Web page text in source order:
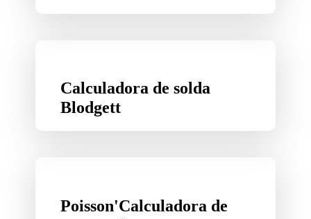
Calculadora de solda
Blodgett
Poisson'Calculadora de